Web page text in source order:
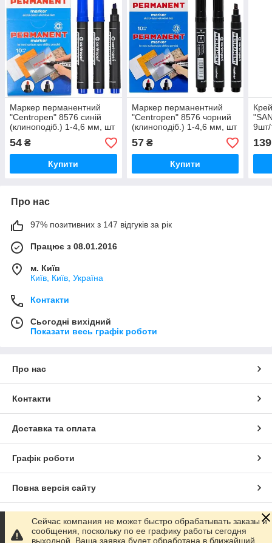
Маркер перманентний
"Centropen" 8576 синій
(клиноподіб.) 1-4,6 мм, шт
54 ₴
Купити
Маркер перманентний
"Centropen" 8576 чорний
(клиноподіб.) 1-4,6 мм, шт
57₴
Купити
9шт/
139
Про нас
97% позитивних з 147 відгуків за рік
Працює з 08.01.2016
м. Київ
Київ, Київ, Україна
Контакти
Сьогодні вихідний
Показати весь графік роботи
Про нас
Контакти
Доставка та оплата
Графік роботи
Повна версія сайту
Сайт створено на маркетплейсі Prom.ua
Сейчас компания не может быстро обрабатывать заказы и
сообщения, поскольку по ее графику работы сегодня
выходной. Ваша заявка будет обработана в ближайший